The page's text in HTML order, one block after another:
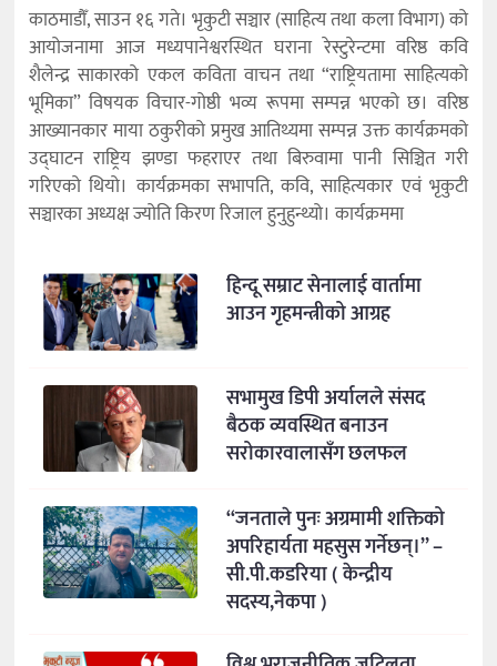
काठमाडौँ, साउन १६ गते। भृकुटी सञ्चार (साहित्य तथा कला विभाग) को
आयोजनामा आज मध्यपानेश्वरस्थित घराना रेस्टुरेन्टमा वरिष्ठ कवि
शैलेन्द्र साकारको एकल कविता वाचन तथा “राष्ट्रियतामा साहित्यको
भूमिका” विषयक विचार-गोष्ठी भव्य रूपमा सम्पन्न भएको छ। वरिष्ठ
आख्यानकार माया ठकुरीको प्रमुख आतिथ्यमा सम्पन्न उक्त कार्यक्रमको
उद्घाटन राष्ट्रिय झण्डा फहराएर तथा बिरुवामा पानी सिञ्चित गरी
गरिएको थियो। कार्यक्रमका सभापति, कवि, साहित्यकार एवं भृकुटी
सञ्चारका अध्यक्ष ज्योति किरण रिजाल हुनुहुन्थ्यो। कार्यक्रममा
हिन्दू सम्राट सेनालाई वार्तामा
आउन गृहमन्त्रीको आग्रह
सभामुख डिपी अर्यालले संसद
बैठक व्यवस्थित बनाउन
सरोकारवालासँग छलफल
“जनताले पुनः अग्रमामी शक्तिको
अपरिहार्यता महसुस गर्नेछन्।” –
सी.पी.कडरिया ( केन्द्रीय
सदस्य,नेकपा )